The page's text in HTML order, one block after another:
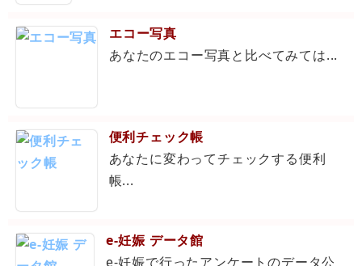
エコー写真
あなたのエコー写真と比べてみては...
便利チェック帳
あなたに変わってチェックする便利
帳...
e-妊娠 データ館
e-妊娠で行ったアンケートのデータ公